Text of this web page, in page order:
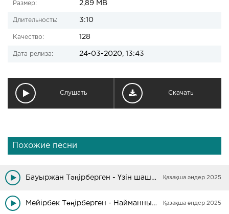
Размер: 2,89 MB
Длительность: 3:10
Качество: 128
Дата релиза: 24-03-2020, 13:43
Слушать Скачать
Похожие песни
Бауыржан Тәңірберген - Үзін шашты 15 жасты Қазақша әндер 2025
Мейірбек Тәңірберген - Найманның қызы Қазақша әндер 2025